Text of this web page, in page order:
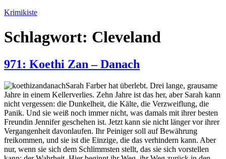
Zum
springen
Krimikiste
Schlagwort: Cleveland
971: Koethi Zan – Danach
Sarah Farber hat überlebt. Drei lange, grausame
Jahre in einem Kellerverlies. Zehn Jahre ist das her, aber Sarah kann
nicht vergessen: die Dunkelheit, die Kälte, die Verzweiflung, die
Panik. Und sie weiß noch immer nicht, was damals mit ihrer besten
Freundin Jennifer geschehen ist. Jetzt kann sie nicht länger vor ihrer
Vergangenheit davonlaufen. Ihr Peiniger soll auf Bewährung
freikommen, und sie ist die Einzige, die das verhindern kann. Aber
nur, wenn sie sich dem Schlimmsten stellt, das sie sich vorstellen